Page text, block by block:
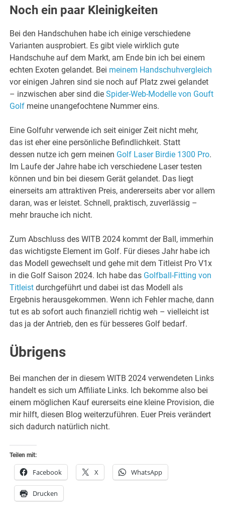
Noch ein paar Kleinigkeiten
Bei den Handschuhen habe ich einige verschiedene
Varianten ausprobiert. Es gibt viele wirklich gute
Handschuhe auf dem Markt, am Ende bin ich bei einem
echten Exoten gelandet. Bei meinem Handschuhvergleich
vor einigen Jahren sind sie noch auf Platz zwei gelandet
– inzwischen aber sind dieSpider-Web-Modelle von Gouft
Golf meine unangefochtene Nummer eins.
Eine Golfuhr verwende ich seit einiger Zeit nicht mehr,
das ist eher eine persönliche Befindlichkeit. Statt
dessen nutze ich gern meinen Golf Laser Birdie 1300 Pro.
Im Laufe der Jahre habe ich verschiedene Laser testen
können und bin bei diesem Gerät gelandet. Das liegt
einerseits am attraktiven Preis, andererseits aber vor allem
daran, was er leistet. Schnell, praktisch, zuverlässig –
mehr brauche ich nicht.
Zum Abschluss des WITB 2024 kommt der Ball, immerhin
das wichtigste Element im Golf. Für dieses Jahr habe ich
das Modell gewechselt und gehe mit dem Titleist Pro V1x
in die Golf Saison 2024. Ich habe das Golfball-Fitting von
Titleist durchgeführt und dabei ist das Modell als
Ergebnis herausgekommen. Wenn ich Fehler mache, dann
tut es ab sofort auch finanziell richtig weh – vielleicht ist
das ja der Antrieb, den es für besseres Golf bedarf.
Übrigens
Bei manchen der in diesem WITB 2024 verwendeten Links
handelt es sich um Affiliate Links. Ich bekomme also bei
einem möglichen Kauf eurerseits eine kleine Provision, die
mir hilft, diesen Blog weiterzuführen. Euer Preis verändert
sich dadurch natürlich nicht.
Teilen mit:
Facebook X WhatsApp
Drucken